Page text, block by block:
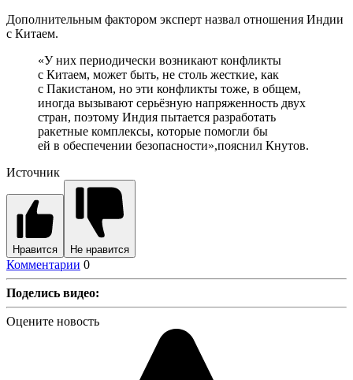
Дополнительным фактором эксперт назвал отношения Индии
с Китаем.
«У них периодически возникают конфликты
с Китаем, может быть, не столь жесткие, как
с Пакистаном, но эти конфликты тоже, в общем,
иногда вызывают серьёзную напряженность двух
стран, поэтому Индия пытается разработать
ракетные комплексы, которые помогли бы
ей в обеспечении безопасности»,пояснил Кнутов.
Источник
Нравится Не нравится
Комментарии 0
Поделись видео:
Оцените новость